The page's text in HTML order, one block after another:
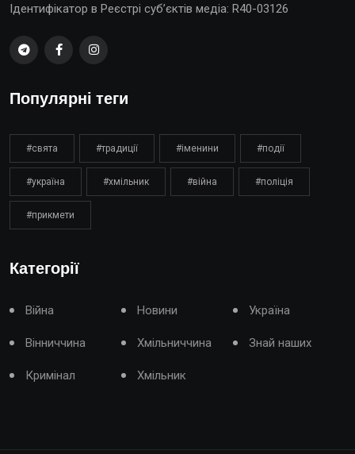
Ідентифікатор в Реєстрі суб’єктів медіа: R40-03126
Популярні теги
#свята #традиції #іменини #події
#україна #хмільник #війна #поліція
#прикмети
Категорії
Війна Новини Україна
Вінниччина Хмільниччина Знай наших
Кримінал Хмільник